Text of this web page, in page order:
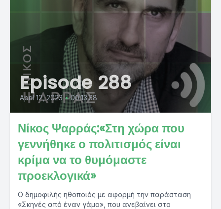
Episode 288
April 12, 2023 • 00:13:38
Νίκος Ψαρράς:«Στη χώρα που
γεννήθηκε ο πολιτισμός είναι
κρίμα να το θυμόμαστε
προεκλογικά»
Ο δημοφιλής ηθοποιός με αφορμή την παράσταση
«Σκηνές από έναν γάμο», που ανεβαίνει στο